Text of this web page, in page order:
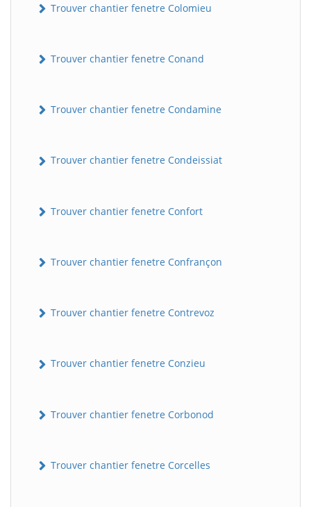
Trouver chantier fenetre Colomieu
Trouver chantier fenetre Conand
Trouver chantier fenetre Condamine
Trouver chantier fenetre Condeissiat
Trouver chantier fenetre Confort
Trouver chantier fenetre Confrançon
Trouver chantier fenetre Contrevoz
Trouver chantier fenetre Conzieu
Trouver chantier fenetre Corbonod
Trouver chantier fenetre Corcelles
B BatiWebPro